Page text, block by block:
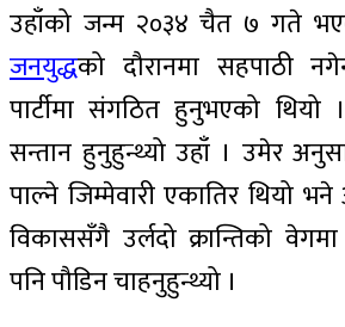
उहाँको जन्म २०३४ चैत ७ गते
जनयुद्धको दौरानमा सहपाठी
पार्टीमा संगठित हुनुभएको
सन्तान हुनुहुन्थ्यो उहाँ । उमेर
पाल्ने जिम्मेवारी एकातिर थियो
विकाससँगै उर्लदो क्रान्तिको
पनि पौडिन चाहनुहुन्थ्यो ।